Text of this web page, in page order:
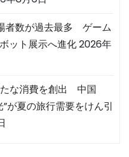
者数が過去最多 ゲーム
ット展示へ進化2026年
たな消費を創出 中国
”が夏の旅行需要をけん引